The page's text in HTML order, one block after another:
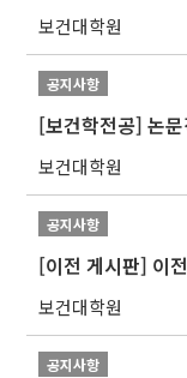
보건대학원
공지사항
[보건학전공] 논
보건대학원
공지사항
[이전 게시판] 이
보건대학원
공지사항